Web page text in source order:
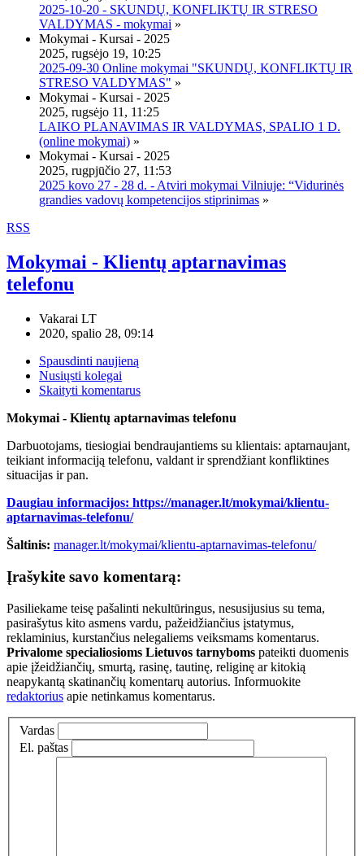
2025-10-20 - SKUNDŲ, KONFLIKTŲ IR STRESO
VALDYMAS - mokymai »
Mokymai - Kursai - 2025
2025, rugsėjo 19, 10:25
2025-09-30 Online mokymai "SKUNDŲ, KONFLIKTŲ IR
STRESO VALDYMAS" »
Mokymai - Kursai - 2025
2025, rugsėjo 11, 11:25
LAIKO PLANAVIMAS IR VALDYMAS, SPALIO 1 D.
(online mokymai) »
Mokymai - Kursai - 2025
2025, rugpjūčio 27, 11:53
2025 kovo 27 - 28 d. - Atviri mokymai Vilniuje: “Vidurinės
grandies vadovų kompetencijos stiprinimas »
RSS
Mokymai - Klientų aptarnavimas
telefonu
Vakarai LT
2020, spalio 28, 09:14
Spausdinti naujieną
Nusiųsti kolegai
Skaityti komentarus
Mokymai - Klientų aptarnavimas telefonu
Darbuotojams, tiesiogiai bendraujantiems su klientais: aptarnaujant,
teikiant informaciją telefonu, valdant ir sprendžiant konfliktines
situacijas ir pan.
Daugiau informacijos: https://manager.lt/mokymai/klientu-
aptarnavimas-telefonu/
Šaltinis: manager.lt/mokymai/klientu-aptarnavimas-telefonu/
Įrašykite savo komentarą:
Pasiliekame teisę pašalinti nekultūringus, nesusijusius su tema,
pasirašytus kito asmens vardu, pažeidžiančius įstatymus,
reklaminius, kurstančius nelegaliems veiksmams komentarus.
Privalome specialiosioms Lietuvos tarnyboms pateikti duomenis
apie įžeidžiančių, smurtą, rasinę, tautinę, religinę ar kitokią
neapykantą skatinančių komentarų autorius. Informuokite
redaktorius apie netinkamus komentarus.
Vardas
El. paštas